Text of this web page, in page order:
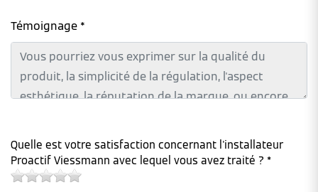
Témoignage *
Quelle est votre satisfaction concernant l'installateur
Proactif Viessmann avec lequel vous avez traité ? *